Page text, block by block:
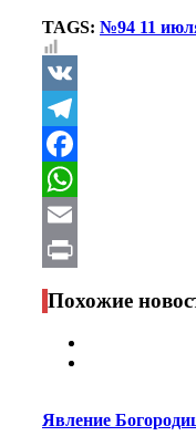
TAGS: №94 11
VK
Telegram
Facebook
WhatsApp
Email
Print
Похожие
Явление